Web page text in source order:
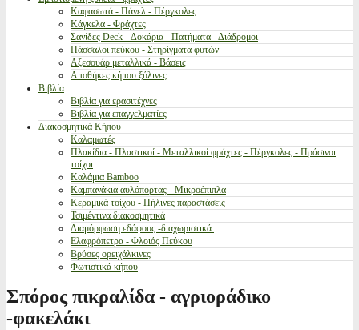
Καφασωτά - Πάνελ - Πέργκολες
Κάγκελα - Φράχτες
Σανίδες Deck - Δοκάρια - Πατήματα - Διάδρομοι
Πάσσαλοι πεύκου - Στηρίγματα φυτών
Αξεσουάρ μεταλλικά - Βάσεις
Αποθήκες κήπου ξύλινες
Βιβλία
Βιβλία για ερασιτέχνες
Βιβλία για επαγγελματίες
Διακοσμητικά Κήπου
Καλαμωτές
Πλακίδια - Πλαστικοί - Μεταλλικοί φράχτες - Πέργκολες - Πράσινοι
τοίχοι
Καλάμια Bamboo
Καμπανάκια αυλόπορτας - Μικροέπιπλα
Κεραμικά τοίχου - Πήλινες παραστάσεις
Τσιμέντινα διακοσμητικά
Διαμόρφωση εδάφους -διαχωριστικά.
Ελαφρόπετρα - Φλοιός Πεύκου
Βρύσες ορειχάλκινες
Φωτιστικά κήπου
Σπόρος πικραλίδα - αγριοράδικο
-φακελάκι